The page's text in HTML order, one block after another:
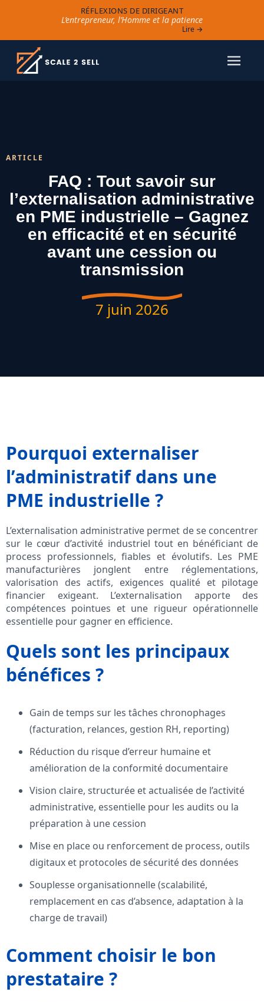
RÉFLEXIONS DE DIRIGEANT
L’entrepreneur, l’Homme et la patience
Lire →
ARTICLE
FAQ : Tout savoir sur
l’externalisation administrative
en PME industrielle – Gagnez
en efficacité et en sécurité
avant une cession ou
transmission
7 juin 2026
Pourquoi externaliser
l’administratif dans une
PME industrielle ?
L’externalisation administrative permet de se concentrer
sur le cœur d’activité industriel tout en bénéficiant de
process professionnels, fiables et évolutifs. Les PME
manufacturières jonglent entre réglementations,
valorisation des actifs, exigences qualité et pilotage
financier exigeant. L’externalisation apporte des
compétences pointues et une rigueur opérationnelle
essentielle pour gagner en efficience.
Quels sont les principaux
bénéfices ?
Gain de temps sur les tâches chronophages
(facturation, relances, gestion RH, reporting)
Réduction du risque d’erreur humaine et
amélioration de la conformité documentaire
Vision claire, structurée et actualisée de l’activité
administrative, essentielle pour les audits ou la
préparation à une cession
Mise en place ou renforcement de process, outils
digitaux et protocoles de sécurité des données
Souplesse organisationnelle (scalabilité,
remplacement en cas d’absence, adaptation à la
charge de travail)
Comment choisir le bon
prestataire ?